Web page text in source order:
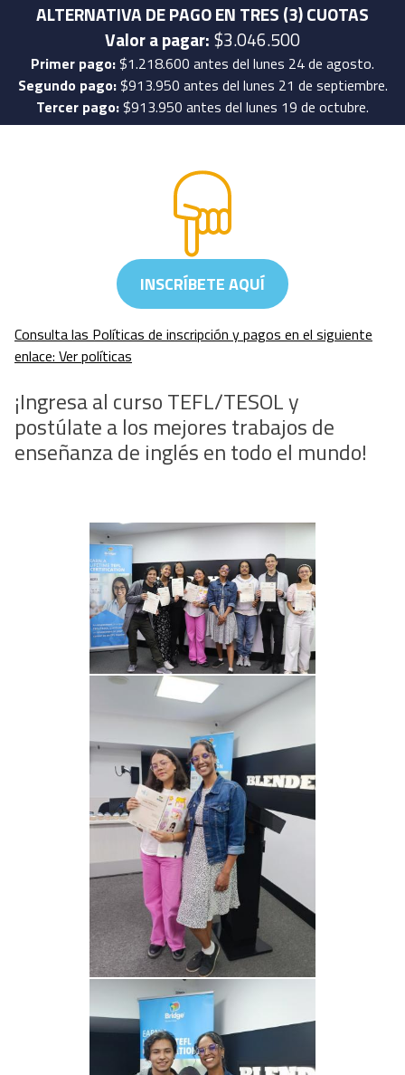
ALTERNATIVA DE PAGO EN TRES (3) CUOTAS
Valor a pagar: $3.046.500
Primer pago:$1.218.600 antes del lunes 24 de agosto.
Segundo pago:$913.950 antes del lunes 21 de septiembre.
Tercer pago:$913.950 antes del lunes 19 de octubre.
INSCRÍBETE AQUÍ
Consulta las Políticas de inscripción y pagos en el siguiente
enlace: Ver políticas
¡Ingresa al curso TEFL/TESOL y
postúlate a los mejores trabajos de
enseñanza de inglés en todo el mundo!